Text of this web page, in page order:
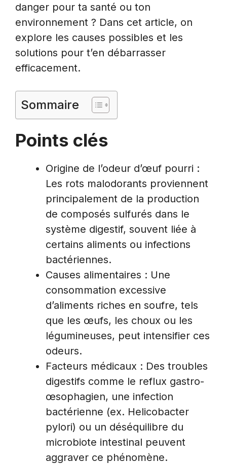
danger pour ta santé ou ton
environnement ? Dans cet article, on
explore les causes possibles et les
solutions pour t’en débarrasser
efficacement.
Sommaire
Points clés
Origine de l’odeur d’œuf pourri :
Les rots malodorants proviennent
principalement de la production
de composés sulfurés dans le
système digestif, souvent liée à
certains aliments ou infections
bactériennes.
Causes alimentaires : Une
consommation excessive
d’aliments riches en soufre, tels
que les œufs, les choux ou les
légumineuses, peut intensifier ces
odeurs.
Facteurs médicaux : Des troubles
digestifs comme le reflux gastro-
œsophagien, une infection
bactérienne (ex. Helicobacter
pylori) ou un déséquilibre du
microbiote intestinal peuvent
aggraver ce phénomène.